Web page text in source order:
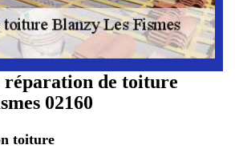
réparation de toiture
02160
toiture